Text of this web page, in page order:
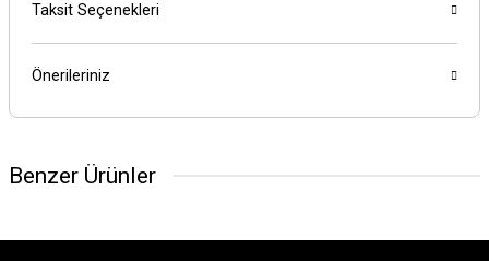
Taksit Seçenekleri
Önerileriniz
Benzer Ürünler